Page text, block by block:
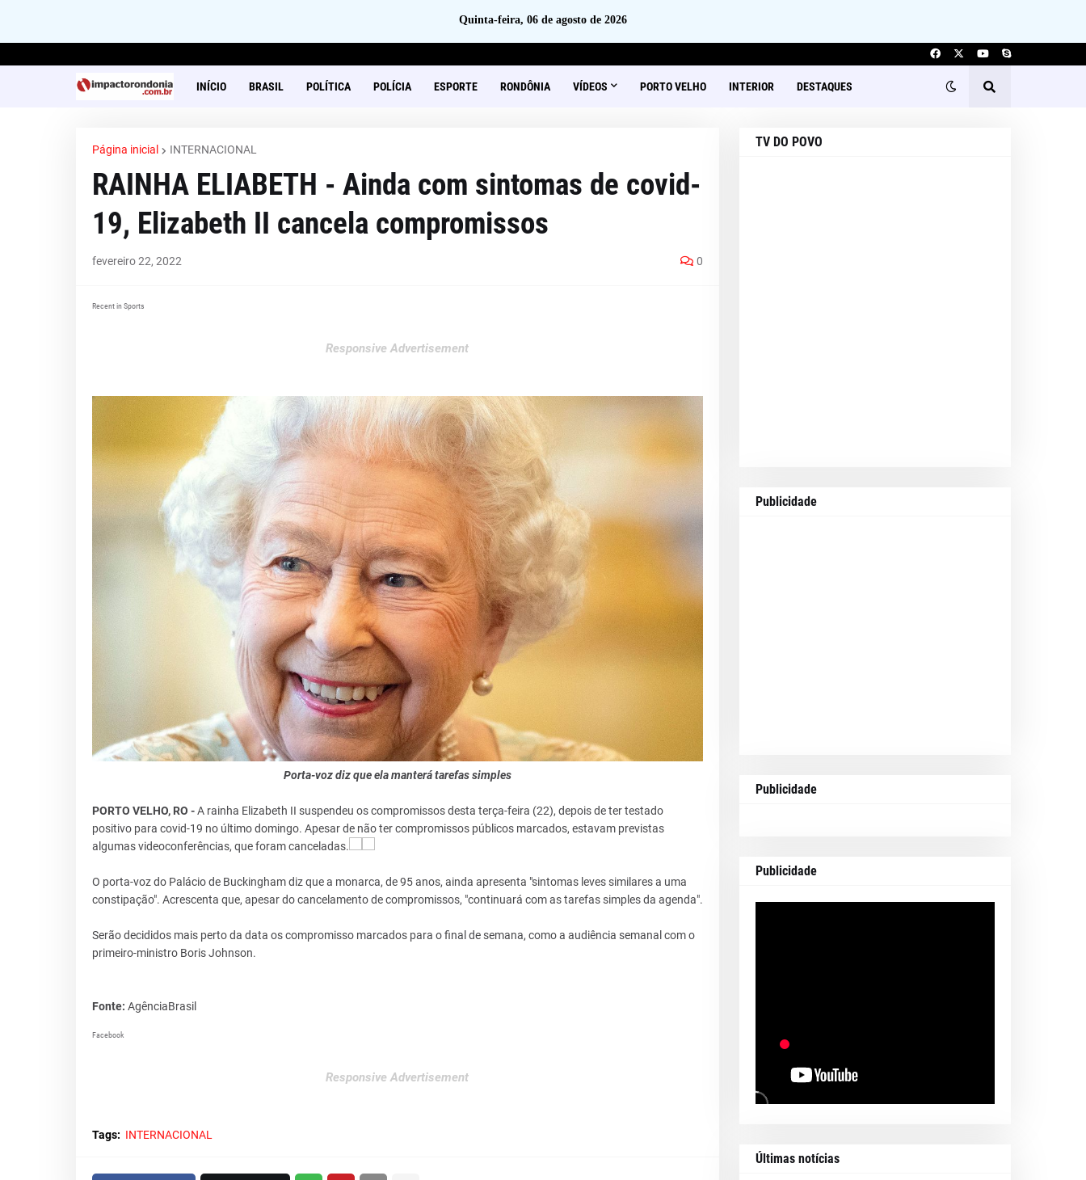
Quinta-feira, 06 de agosto de 2026
INÍCIO BRASIL POLÍTICA POLÍCIA ESPORTE RONDÔNIA VÍDEOS PORTO VELHO INTERIOR DESTAQUES
Página inicial INTERNACIONAL
RAINHA ELIABETH - Ainda com sintomas de covid-
19, Elizabeth II cancela compromissos
fevereiro 22, 2022 0
Recent in Sports
Responsive Advertisement
Porta-voz diz que ela manterá tarefas simples
PORTO VELHO, RO -A rainha Elizabeth II suspendeu os compromissos desta terça-feira (22), depois de ter testado
positivo para covid-19 no último domingo. Apesar de não ter compromissos públicos marcados, estavam previstas
algumas videoconferências, que foram canceladas.
O porta-voz do Palácio de Buckingham diz que a monarca, de 95 anos, ainda apresenta "sintomas leves similares a uma
constipação". Acrescenta que, apesar do cancelamento de compromissos, "continuará com as tarefas simples da agenda".
Serão decididos mais perto da data os compromisso marcados para o final de semana, como a audiência semanal com o
primeiro-ministro Boris Johnson.
Fonte: AgênciaBrasil
Facebook
Responsive Advertisement
Tags: INTERNACIONAL
TV DO POVO
Publicidade
Publicidade
Publicidade
Últimas notícias